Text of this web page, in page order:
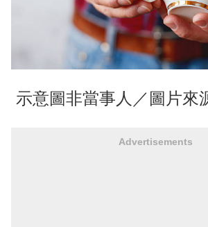
示意圖非當事人／圖片來
Advertisements